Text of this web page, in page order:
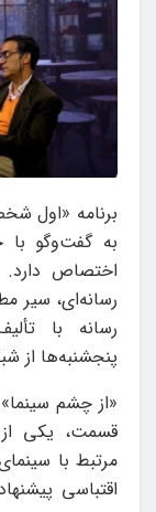
برنامه «اول
به گفت‌وگو با
اختصاص دارد.
رسانه‌ای، سیر
رسانه با
پنجشنبه‌ها از
«از چشم
قسمت، یکی
مرتبط با
اقتباسی